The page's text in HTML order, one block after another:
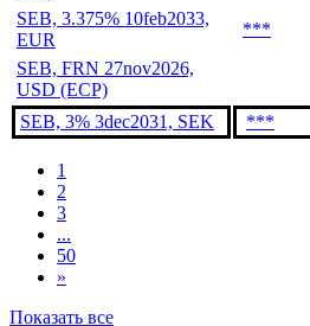
SEB, 3.375% 10feb2033,
EUR
***
SEB, FRN 27nov2026,
USD (ECP)
SEB, 3% 3dec2031, SEK ***
1
2
3
...
50
»
Показать все